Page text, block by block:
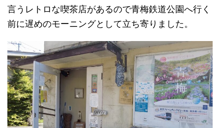
言うレトロな喫茶店があるので青梅鉄道公園へ行く
前に遅めのモーニングとして立ち寄りました。